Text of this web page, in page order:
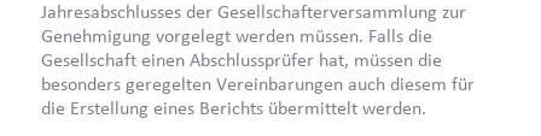
Jahresabschlusses der Gesellschafterversammlung zur
Genehmigung vorgelegt werden müssen. Falls die
Gesellschaft einen Abschlussprüfer hat, müssen die
besonders geregelten Vereinbarungen auch diesem für
die Erstellung eines Berichts übermittelt werden.